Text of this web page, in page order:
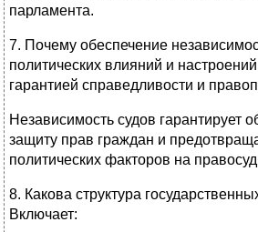
парламента.
7. Почему обеспечение
политических влияний и
гарантией справедливости и
Независимость судов гарантирует
защиту прав граждан и
политических факторов на
8. Какова структура
Включает: